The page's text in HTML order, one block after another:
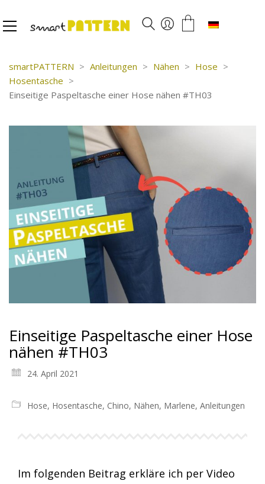
smartPATTERN > Anleitungen > Nähen > Hose >
Hosentasche >
Einseitige Paspeltasche einer Hose nähen #TH03
Einseitige Paspeltasche einer Hose
nähen #TH03
24. April 2021
Hose, Hosentasche, Chino, Nähen, Marlene, Anleitungen
Im folgenden Beitrag erkläre ich per Video